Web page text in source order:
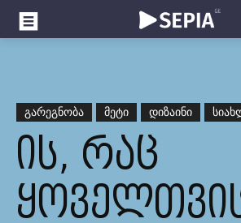
ᲒᲐᲠᲔᲒᲜᲝᲑᲐ ᲛᲔᲢᲘ ᲓᲘᲖᲐᲘᲜᲘ
ᲘᲡ, ᲠᲐᲪ